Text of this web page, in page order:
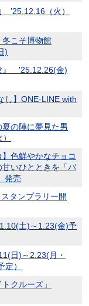
’25.12.16（火）
こそ博物館
)
』 '25.12.26(金)
し】ONE-LINE with
の陣に夢見た男
】色鮮やかなチョコ
いひとときを「バ
発売
タンプラリー開
土)～1.23(金)予
日)～2.23(月・
）
クルーズ」